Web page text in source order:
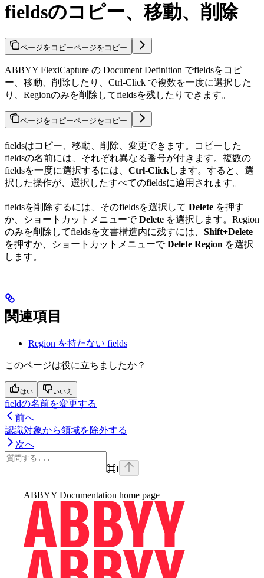
fieldsのコピー、移動、削除
ページをコピーページをコピー
ABBYY FlexiCapture の Document Definition でfieldsをコピ
ー、移動、削除したり、Ctrl-Click で複数を一度に選択した
り、Regionのみを削除してfieldsを残したりできます。
ページをコピーページをコピー
fieldsはコピー、移動、削除、変更できます。コピーした
fieldsの名前には、それぞれ異なる番号が付きます。複数の
fieldsを一度に選択するには、 Ctrl-Clickします。すると、選
択した操作が、選択したすべてのfieldsに適用されます。
fieldsを削除するには、そのfieldsを選択して Delete を押す
か、ショートカットメニューでDelete を選択します。Region
のみを削除してfieldsを文書構造内に残すには、 Shift+Delete
を押すか、ショートカットメニューでDelete Region を選択
します。
関連項目
Region を持たない fields
このページは役に立ちましたか？
はい いいえ
fieldの名前を変更する
前へ
認識対象から領域を除外する
次へ
⌘I
ABBYY Documentation home page